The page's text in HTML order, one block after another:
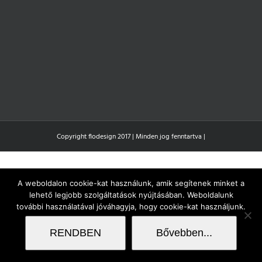
Copyright flodesign 2017 | Minden jog fenntartva |
A weboldalon cookie-kat használunk, amik segítenek minket a
lehető legjobb szolgáltatások nyújtásában. Weboldalunk
további használatával jóváhagyja, hogy cookie-kat használjunk.
RENDBEN Bővebben...